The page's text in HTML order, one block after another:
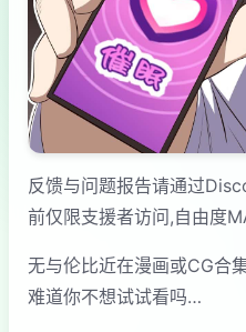
反馈与问题报告请通过
前仅限支援者访问,自由度
无与伦比近在漫画或CG合
难道你不想试试看吗…